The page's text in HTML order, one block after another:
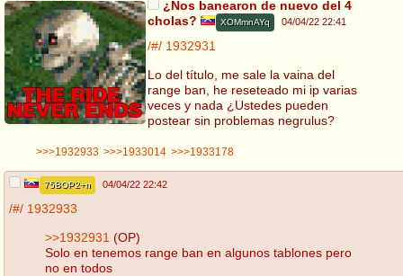
¿Nos banearon de nuevo del 4
cholas?
XOMmnAYq 04/04/22 22:41
/#/ 1932931
Lo del título, me sale la vaina del
range ban, he reseteado mi ip varias
veces y nada ¿Ustedes pueden
postear sin problemas negrulus?
>>>1932933 >>>1933014 >>>1933178
75BOP2+n 04/04/22 22:42
/#/ 1932933
>>1932931 (OP)
Solo en tenemos range ban en algunos tablones pero
no en todos